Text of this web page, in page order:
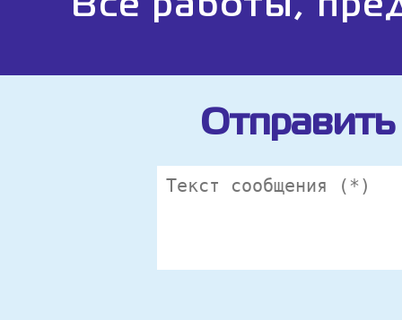
Все работы,
Отправить